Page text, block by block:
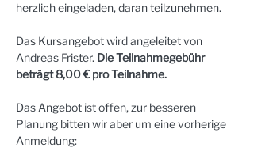
herzlich eingeladen, daran teilzunehmen.
Das Kursangebot wird angeleitet von
Andreas Frister. Die Teilnahmegebühr
beträgt 8,00 € pro Teilnahme.
Das Angebot ist offen, zur besseren
Planung bitten wir aber um eine vorherige
Anmeldung: